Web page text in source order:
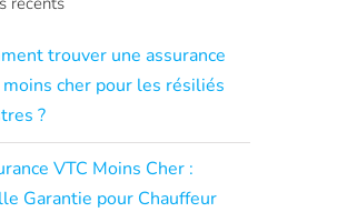
trouver une assurance
moins cher pour les résiliés
?
VTC Moins Cher :
Garantie pour Chauffeur